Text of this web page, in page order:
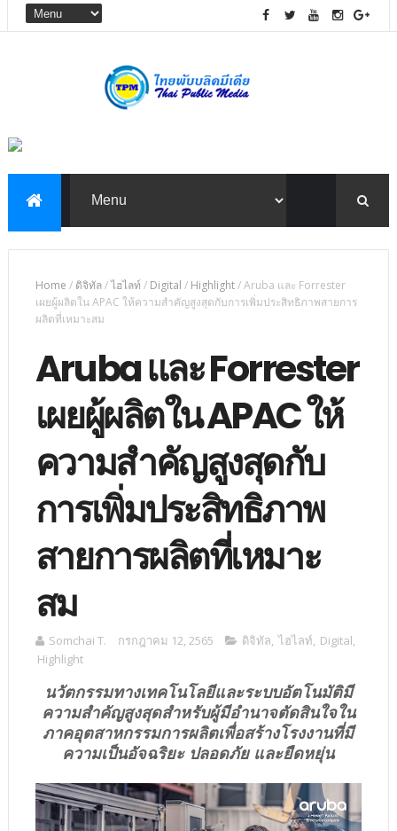
Home / ดิจิทัล/ไฮไลท์ / Digital / Highlight/Aruba และ Forrester
เผยผู้ผลิตใน APAC ให้ความสำคัญสูงสุดกับการเพิ่มประสิทธิภาพสายการ
ผลิตที่เหมาะสม
Aruba และ Forrester
เผยผู้ผลิตใน APAC ให้
ความสำคัญสูงสุดกับ
การเพิ่มประสิทธิภาพ
สายการผลิตที่เหมาะ
สม
Somchai T. กรกฎาคม 12, 2565 ดิจิทัล, ไฮไลท์, Digital,
Highlight
นวัตกรรมทางเทคโนโลยีและระบบอัตโนมัติมี
ความสำคัญสูงสุดสำหรับผู้มีอำนาจตัดสินใจใน
ภาคอุตสาหกรรมการผลิตเพื่อสร้างโรงงานที่มี
ความเป็นอัจฉริยะ ปลอดภัย และยืดหยุ่น